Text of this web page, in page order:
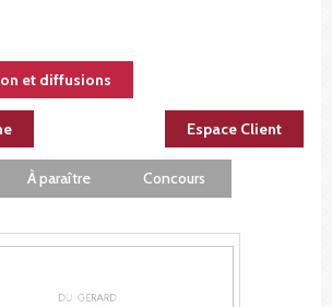
et diffusions
Espace Client
À paraître Concours